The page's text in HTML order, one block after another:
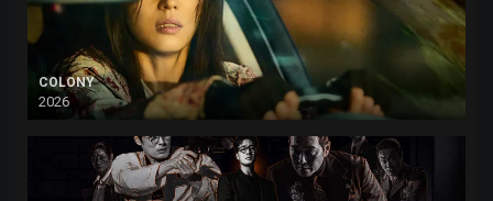
COLONY
2026